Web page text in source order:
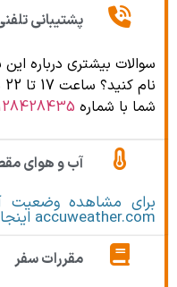
پشتیبانی
سوالات بیشتری درباره
شما با شماره
آب و هوای
برای مشاهده
accuweather.com اینجا کلیک کنید
مقررات سفر